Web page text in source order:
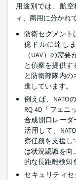
用途別では、航
ィ、商用に分かれ
防衛セグメント
億ドルに達し
（UAV）の需
と偵察を提供
と防衛部隊内
進しています。
例えば、NATO
RQ-4D「フェニ
合成開口レーダ
活用して、
察任務を支援し
は状況認識を向
的な長距離検知
セキュリティセ